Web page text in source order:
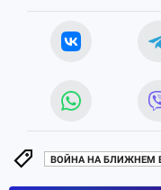
ВОЙНА НА БЛИЖНЕМ